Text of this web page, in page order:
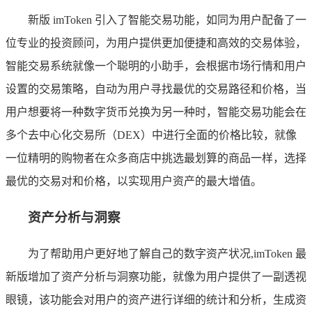
新版 imToken 引入了智能交易功能，如同为用户配备了一
位专业的投资顾问，为用户提供更加便捷和高效的交易体验，
智能交易系统就像一个聪明的小助手，会根据市场行情和用户
设置的交易策略，自动为用户寻找最优的交易路径和价格，当
用户想要将一种数字货币兑换为另一种时，智能交易功能会在
多个去中心化交易所（DEX）中进行全面的价格比较，就像
一位精明的购物者在众多商店中挑选最划算的商品一样，选择
最优的交易对和价格，以实现用户资产的最大增值。
资产分析与洞察
为了帮助用户更好地了解自己的数字资产状况,imToken 最
新版增加了资产分析与洞察功能，就像为用户提供了一副透视
眼镜，该功能会对用户的资产进行详细的统计和分析，生成资